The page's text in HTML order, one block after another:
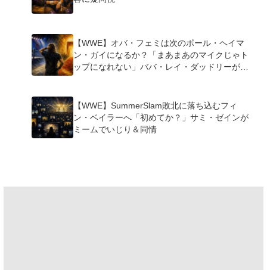
【WWE】オバ・フェミは次のポール・ヘイマ
ン・ガイになるか？「まあまあのマイクじゃト
ップになれない」ババ・レイ・ダッドリーが指
【WWE】SummerSlam敗北に落ち込むフィ
ン・ベイラーへ「初めてか？」サミ・ゼインが
ミームでいじり＆同情